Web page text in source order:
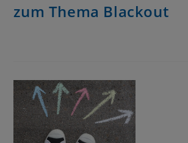
zum Thema Blackout